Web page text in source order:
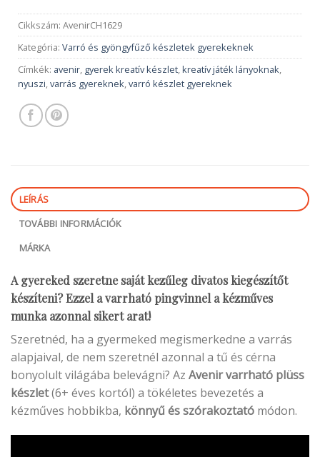
Cikkszám: AvenirCH1629
Kategória: Varró és gyöngyfűző készletek gyerekeknek
Címkék: avenir, gyerek kreatív készlet,kreatív játék lányoknak,
nyuszi,varrás gyereknek,varró készlet gyereknek
LEÍRÁS
TOVÁBBI INFORMÁCIÓK
MÁRKA
A gyereked szeretne saját kezűleg divatos kiegészítőt
készíteni? Ezzel a varrható pingvinnel a kézműves
munka azonnal sikert arat!
Szeretnéd, ha a gyermeked megismerkedne a varrás
alapjaival, de nem szeretnél azonnal a tű és cérna
bonyolult világába belevágni? Az Avenir varrható plüss
készlet(6+ éves kortól) a tökéletes bevezetés a
kézműves hobbikba, könnyű és szórakoztató módon.